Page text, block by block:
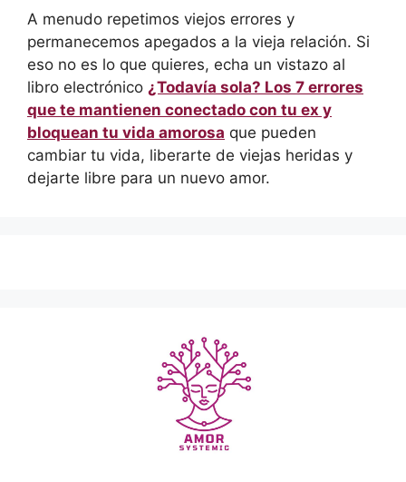
A menudo repetimos viejos errores y
permanecemos apegados a la vieja relación. Si
eso no es lo que quieres, echa un vistazo al
libro electrónico ¿Todavía sola? Los 7 errores
que te mantienen conectado con tu ex y
bloquean tu vida amorosa que pueden
cambiar tu vida, liberarte de viejas heridas y
dejarte libre para un nuevo amor.